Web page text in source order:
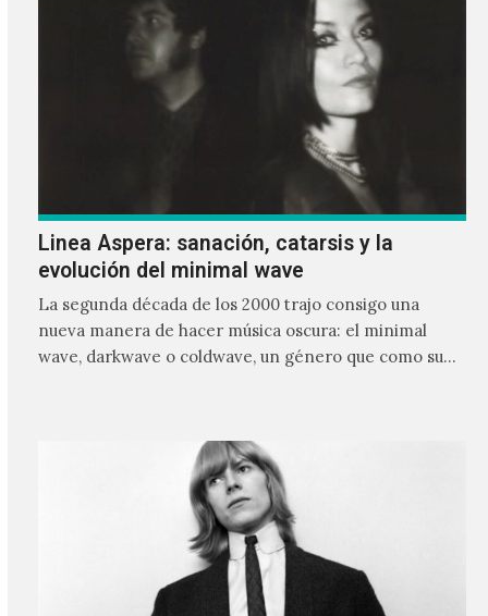
Linea Aspera: sanación, catarsis y la
evolución del minimal wave
La segunda década de los 2000 trajo consigo una
nueva manera de hacer música oscura: el minimal
wave, darkwave o coldwave, un género que como su